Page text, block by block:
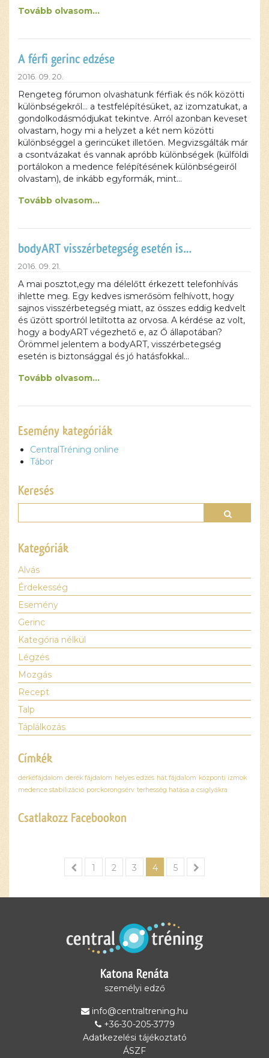
Tovább olvasom...
A férfi gerinc edzése
2016. 09. 20.
Rengeteg fórumon olvashatunk férfiak és nők közötti
különbségekről… a testfelépítésüket, az izomzatukat, a
gondolkodásmódjukat tekintve. Arról azonban keveset
olvastam, hogy mi a helyzet a két nem közötti
különbséggel a gerincüket illetően. Megvizsgálták már
a csontvázakat és vannak apróbb különbségek (külföldi
portálokon a medence felépítésének különbségeiről
olvastam), de inkább egyformák, mint…
Tovább olvasom...
bodyART visszérbetegség esetén is…
2016. 09. 21.
A mai posztot,egy ma délelőtt érkezett telefonhívás
ihlette meg. Egy kedves ismerősöm felhívott, hogy
sajnos visszérbetegség miatt, az összes eddig kedvelt
és űzött sportról letiltotta az orvosa. A kérdése az volt,
hogy a bodyART végezhető e, az Ő állapotában?
Örömmel jelentem a bodyART, visszérbetegség
esetén is biztonsággal és jó hatásfokkal…
Tovább olvasom...
Esemény kategóriák
CentralTréning online
Tábor
Keresés
Kategóriák
Alvás
Érdekesség
Esemény
Gerinc
Kategória nélkül
Légzés
Mozgás
Recept
Talp
Táplálkozás
Címkék
derkéfájdalom derék fájdalom helyes edzés hát fájdalom központi izmok
medence stabilizáció porckorongsérv terhesség hatása a csiglyákra
Csatlakozz Facebookon
1 2 3 4 5
Katona Renáta
személyi edző
info@centraltrening.hu
+36-30-205-3779
Adatkezelési tájékoztató
ÁSZF